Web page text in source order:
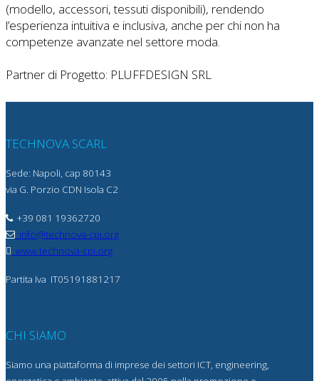
(modello, accessori, tessuti disponibili), rendendo
l’esperienza intuitiva e inclusiva, anche per chi non ha
competenze avanzate nel settore moda.
Partner di Progetto: PLUFFDESIGN SRL
TECHNOVA SCARL
Sede: Napoli, cap 80143
via G. Porzio CDN Isola C2
+39 081 19362720
info@technova-cpi.org
www.technova-cpi.org
Partita Iva IT05191881217
CHI SIAMO
Siamo una piattaforma di imprese dei settori ICT, engineering,